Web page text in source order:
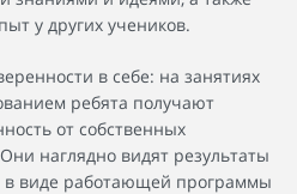
у других учеников.
в себе: на занятиях
ребята получают
от собственных
наглядно видят результаты
в виде работающей программы